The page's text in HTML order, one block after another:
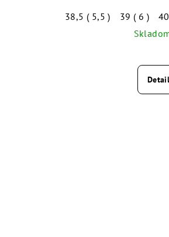
38,5 ( 5,5 )
39 ( 6 )
Detail